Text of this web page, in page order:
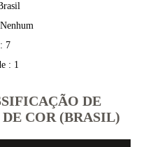
7
: 1
DE
COR (BRASIL)